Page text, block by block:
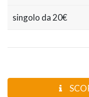
singolo da 20€